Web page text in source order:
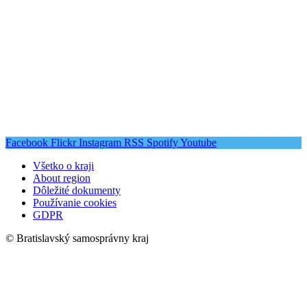
Facebook Flickr Instagram RSS SpotifyYoutube
Všetko o kraji
About region
Dôležité dokumenty
Používanie cookies
GDPR
© Bratislavský samosprávny kraj